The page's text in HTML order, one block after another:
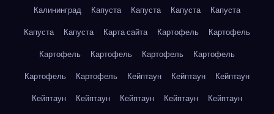
Калининград
Капуста Капуста Капуста
Капуста
Капуста
Капуста Карта сайта Картофель
Картофель
Картофель
Картофель Картофель
Картофель
Картофель
Картофель Кейптаун Кейптаун
Кейптаун
Кейптаун
Кейптаун Кейптаун Кейптаун
Кейптаун